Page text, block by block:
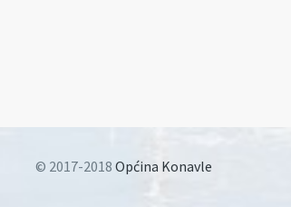
© 2017-2018 Općina Konavle